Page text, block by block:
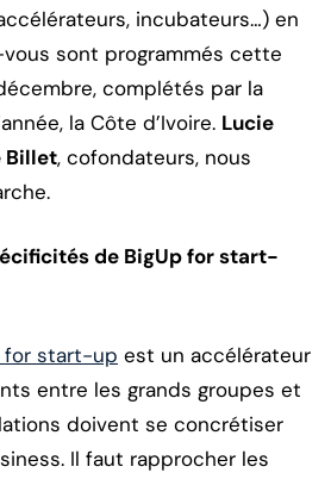
incubateurs…) en
vous sont programmés cette
complétés par la
la Côte d’Ivoire. Lucie
Billet, cofondateurs, nous
de BigUp for start-
for start-up est un accélérateur
entre les grands groupes et
doivent se concrétiser
Il faut rapprocher les